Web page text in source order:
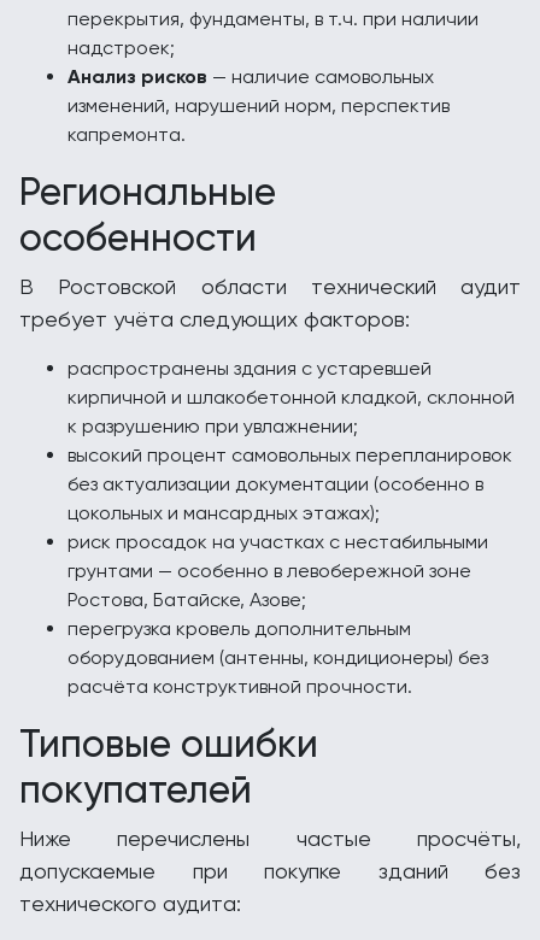
перекрытия, фундаменты, в т.ч. при наличии
надстроек;
Анализ рисков — наличие самовольных
изменений, нарушений норм, перспектив
капремонта.
Региональные
особенности
В Ростовской области технический аудит
требует учёта следующих факторов:
распространены здания с устаревшей
кирпичной и шлакобетонной кладкой, склонной
к разрушению при увлажнении;
высокий процент самовольных перепланировок
без актуализации документации (особенно в
цокольных и мансардных этажах);
риск просадок на участках с нестабильными
грунтами — особенно в левобережной зоне
Ростова, Батайске, Азове;
перегрузка кровель дополнительным
оборудованием (антенны, кондиционеры) без
расчёта конструктивной прочности.
Типовые ошибки
покупателей
Ниже перечислены частые просчёты,
допускаемые при покупке зданий без
технического аудита: